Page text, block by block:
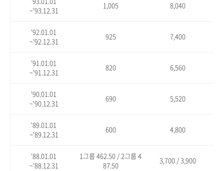
~'93.12.31
1,005 8,040
'92.01.01
~'92.12.31
925 7,400
'91.01.01
~'91.12.31
820 6,560
'90.01.01
~'90.12.31
690 5,520
'89.01.01
~'89.12.31
600 4,800
'88.01.01
~'88.12.31
1그룹 462.50 / 2그룹 4
87.50
3,700 / 3,900